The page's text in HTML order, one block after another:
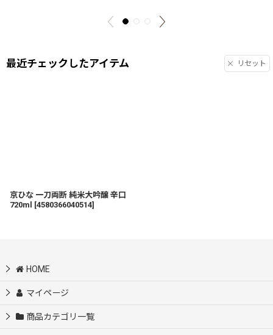
最近チェックしたアイテム リセット
京ひな 一刀両断 純米大吟醸 辛口
720ml
[4580366040514]
HOME
マイページ
商品カテゴリ一覧